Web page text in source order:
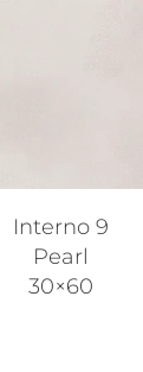
Interno 9
Pearl
30×60